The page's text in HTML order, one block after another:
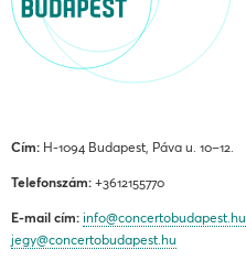
Cím: H-1094 Budapest, Páva u. 10–12.
Telefonszám: +3612155770
E-mail cím: info@concertobudapest.hu
jegy@concertobudapest.hu